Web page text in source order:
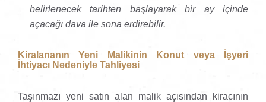
belirlenecek tarihten başlayarak bir ay içinde
açacağı dava ile sona erdirebilir.
Kiralananın Yeni Malikinin Konut veya İşyeri
İhtiyacı Nedeniyle Tahliyesi
Taşınmazı yeni satın alan malik açısından kiracının